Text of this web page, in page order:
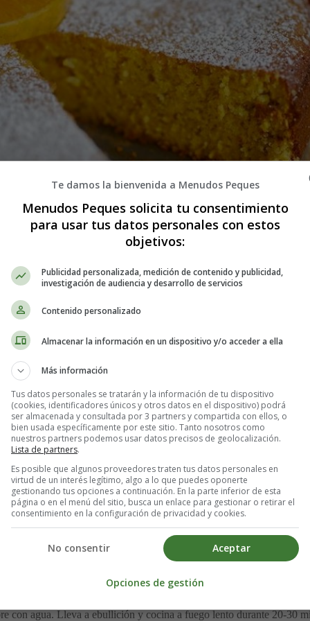
mandarina y Almendras sin
200 gramos)
y Almendras sin gluten:
con agua. Lleva a ebullición y cocina a fuego lento durante 20-30
Te damos la bienvenida a Menudos Peques
Menudos Peques solicita tu consentimiento
para usar tus datos personales con estos
objetivos:
Publicidad personalizada, medición de contenido y publicidad,
investigación de audiencia y desarrollo de servicios
Contenido personalizado
Almacenar la información en un dispositivo y/o acceder a ella
Más información
Tus datos personales se tratarán y la información de tu dispositivo
(cookies, identificadores únicos y otros datos en el dispositivo) podrá
ser almacenada y consultada por 3 partners y compartida con ellos, o
bien usada específicamente por este sitio. Tanto nosotros como
nuestros partners podemos usar datos precisos de geolocalización.
Lista de partners.
Es posible que algunos proveedores traten tus datos personales en
virtud de un interés legítimo, algo a lo que puedes oponerte
gestionando tus opciones a continuación. En la parte inferior de esta
página o en el menú del sitio, busca un enlace para gestionar o retirar el
consentimiento en la configuración de privacidad y cookies.
Aceptar
No consentir
Opciones de gestión